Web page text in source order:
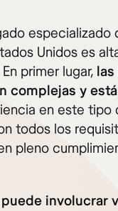
especializado
Unidos es
primer lugar,
complejas y
en este tipo
todos los
pleno
involucrar